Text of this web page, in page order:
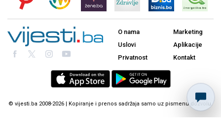
O nama
Uslovi
Privatnost
Marketing
Aplikacije
Kontakt
© vijesti.ba 2008-2026 | Kopiranje i prenos sadržaja samo uz pismenu dozvolu.